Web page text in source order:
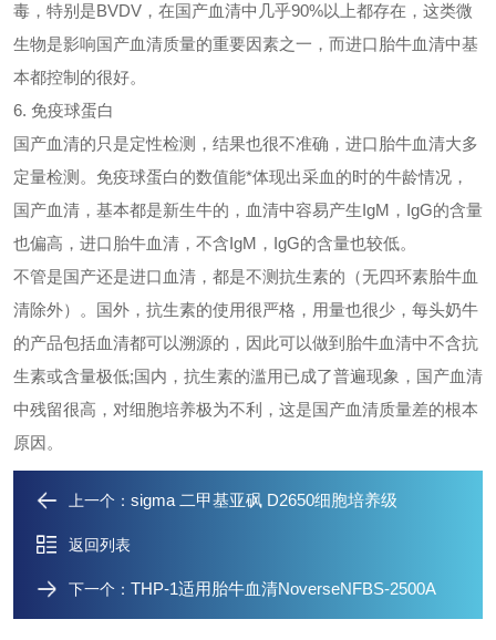
毒，特别是BVDV，在国产血清中几乎90%以上都存在，这类微
生物是影响国产血清质量的重要因素之一，而进口胎牛血清中基
本都控制的很好。
6. 免疫球蛋白
国产血清的只是定性检测，结果也很不准确，进口胎牛血清大多
定量检测。免疫球蛋白的数值能*体现出采血的时的牛龄情况，
国产血清，基本都是新生牛的，血清中容易产生IgM，IgG的含量
也偏高，进口胎牛血清，不含IgM，IgG的含量也较低。
不管是国产还是进口血清，都是不测抗生素的（无四环素胎牛血
清除外）。国外，抗生素的使用很严格，用量也很少，每头奶牛
的产品包括血清都可以溯源的，因此可以做到胎牛血清中不含抗
生素或含量极低;国内，抗生素的滥用已成了普遍现象，国产血清
中残留很高，对细胞培养极为不利，这是国产血清质量差的根本
原因。
上一个： sigma 二甲基亚砜 D2650细胞培养级
返回列表
下一个： THP-1适用胎牛血清NoverseNFBS-2500A